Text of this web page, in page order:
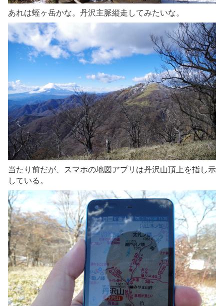
あれは蛭ヶ岳かな。丹沢主脈縦走してみたいな。
当たり前だが、スマホの地図アプリは丹沢山頂上を指し示
している。